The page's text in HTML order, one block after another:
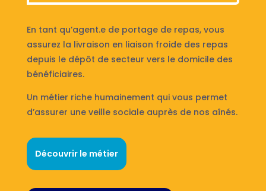
En tant qu’agent.e de portage de repas, vous
assurez la livraison en liaison froide des repas
depuis le dépôt de secteur vers le domicile des
bénéficiaires.
Un métier riche humainement qui vous permet
d’assurer une veille sociale auprès de nos aînés.
Découvrir le métier